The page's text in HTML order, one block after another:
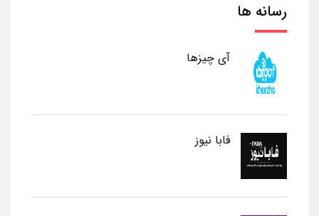
رسانه ها
آی چیزها
فابا نیوز